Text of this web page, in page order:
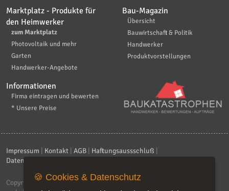
Marktplatz - Produkte für
den Heimwerker
zum Marktplatz
Photovoltaik und mehr
Garten
Handwerker-Angebote
Bau-Magazin
Übersicht
Bauwirtschaft & Politik
Handwerker
Produktvorstellungen
Informationen
Firma eintragen und bewerten
* Unsere Preise
Impressum Kontakt AGB Haftungsaussschluß
Datenschutzerklärung
Copyright © 2026ebiz-consult GmbH & Co. KG
🍪 Cookies & Datenschutz